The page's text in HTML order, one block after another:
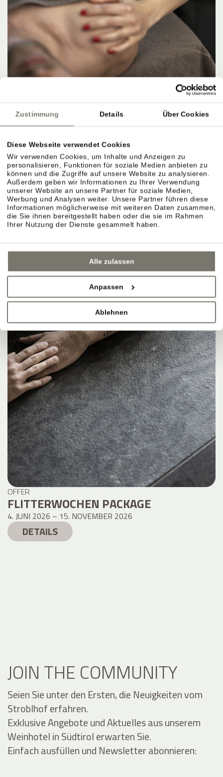
Zustimmung Details Über Cookies
Diese Webseite verwendet Cookies
Wir verwenden Cookies, um Inhalte und Anzeigen zu
personalisieren, Funktionen für soziale Medien anbieten zu
können und die Zugriffe auf unsere Website zu analysieren.
Außerdem geben wir Informationen zu Ihrer Verwendung
unserer Website an unsere Partner für soziale Medien,
Werbung und Analysen weiter. Unsere Partner führen diese
Informationen möglicherweise mit weiteren Daten zusammen,
die Sie ihnen bereitgestellt haben oder die sie im Rahmen
Ihrer Nutzung der Dienste gesammelt haben.
Alle zulassen
Anpassen
Ablehnen
HERBSTANGEBOT 4=3
8. NOVEMBER 2026 – 15. NOVEMBER 2026
567,00 €
DETAILS
OFFER
FLITTERWOCHEN PACKAGE
4. JUNI 2026 – 15. NOVEMBER 2026
DETAILS
JOIN THE COMMUNITY
Seien Sie unter den Ersten, die Neuigkeiten vom
Stroblhof erfahren.
Exklusive Angebote und Aktuelles aus unserem
Weinhotel in Südtirol erwarten Sie.
Einfach ausfüllen und Newsletter abonnieren: